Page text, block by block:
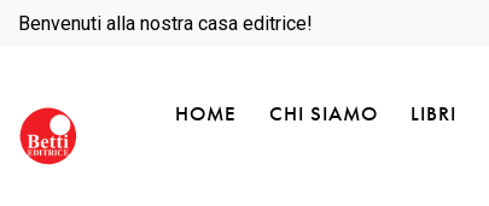
Benvenuti alla nostra casa editrice!
HOME CHI SIAMO LIBRI